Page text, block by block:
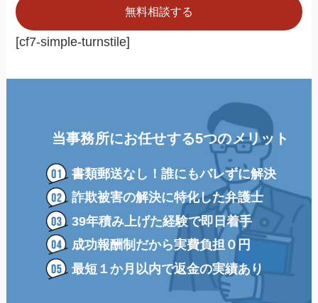
[cf7-simple-turnstile]
当事務所にお任せする5つのメリット
書類郵送なし！誰にもバレずに解決
詐欺被害の解決に特化した弁護士
39年積み上げた経験で即日着手
成功報酬制だから実費負担０円
最短１か月以内で返金の実績あり